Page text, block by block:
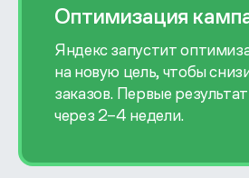
Оптимизация
Яндекс запустит
на новую цель, чтобы
заказов. Первые
через 2–4 недели.